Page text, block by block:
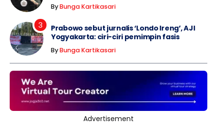
ByBunga Kartikasari
Prabowo sebut jurnalis ‘Londo Ireng’, AJI
Yogyakarta: ciri-ciri pemimpin fasis
ByBunga Kartikasari
Advertisement